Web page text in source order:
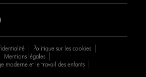
Politique sur les cookies
Mentions légales
moderne et le travail des enfants